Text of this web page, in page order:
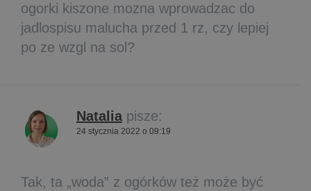
ogorki kiszone mozna wprowadzac do
jadlospisu malucha przed 1 rz, czy lepiej
po ze wzgl na sol?
Natalia pisze:
24 stycznia 2022 o 09:19
Tak, ta „woda” z ogórków też może być